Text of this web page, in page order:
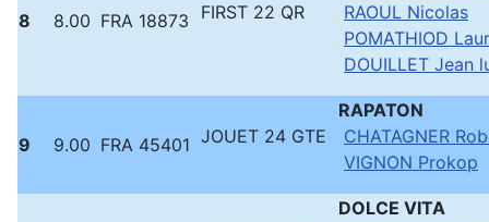
8 8.00 FRA 18873 FIRST 22 QR
RAOUL Nicolas
POMATHIOD
DOUILLET Jean
9 9.00 FRA 45401 JOUET 24 GTE
RAPATON
CHATAGNER
VIGNON Prokop
DOLCE VITA